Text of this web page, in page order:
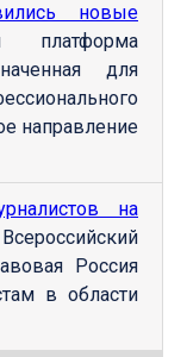
новые
платформа
для
направление
на
Россия
в области